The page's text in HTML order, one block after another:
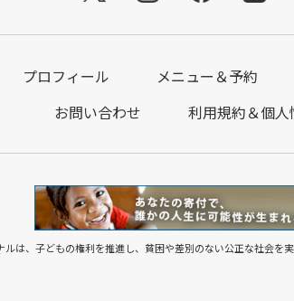
プロフィール メニュー＆予約
お問い合わせ
利用規約＆個
は、子どもの権利を推進し、貧困や差別のない公正な社会を